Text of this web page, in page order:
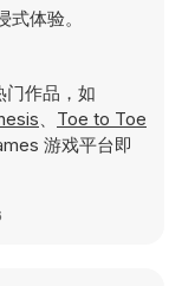
体验。
门作品，如
、 Toe to Toe
游戏平台即